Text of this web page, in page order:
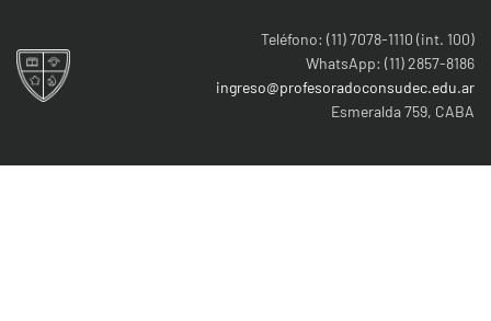
Teléfono: (11) 7078-1110 (int. 100)
WhatsApp: (11) 2857-8186
ingreso@profesoradoconsudec.edu.ar
Esmeralda 759, CABA